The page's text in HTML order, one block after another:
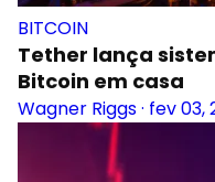
BITCOIN
Tether lança
Bitcoin em casa
Wagner Riggs· fev 03,